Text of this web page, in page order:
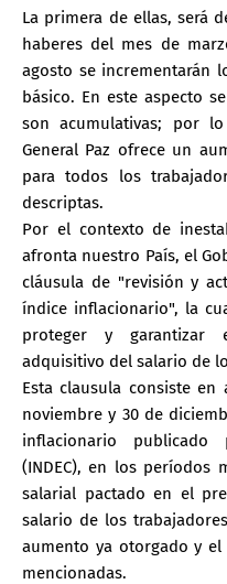
La primera de ellas, será
haberes del mes de
agosto se incrementarán
básico. En este aspecto
son acumulativas; por
General Paz ofrece un
para todos los
descriptas.
Por el contexto de
afronta nuestro País, el
cláusula de "revisión y
índice inflacionario", la
proteger y garantizar
adquisitivo del salario de
Esta clausula consiste
noviembre y 30 de
inflacionario
(INDEC), en los períodos
salarial pactado en el
salario de los
aumento ya otorgado y
mencionadas.